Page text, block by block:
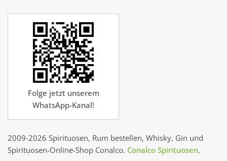
Folge jetzt unserem
WhatsApp-Kanal!
2009-2026 Spirituosen, Rum bestellen, Whisky, Gin und
Spirituosen-Online-Shop Conalco. Conalco Spirituosen.